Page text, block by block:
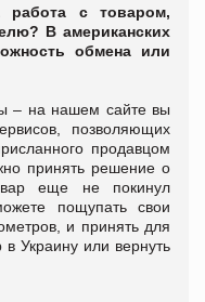
работа с товаром,
В американских
обмена или
– на нашем сайте вы
позволяющих
продавцом
принять решение о
еще не покинул
пощупать свои
и принять для
Украину или вернуть